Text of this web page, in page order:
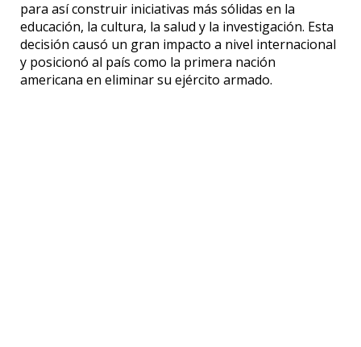
para así construir iniciativas más sólidas en la
educación, la cultura, la salud y la investigación. Esta
decisión causó un gran impacto a nivel internacional
y posicionó al país como la primera nación
americana en eliminar su ejército armado.